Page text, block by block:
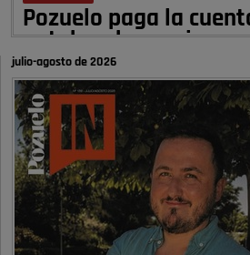
Pozuelo paga la
autobombo: casi …
Señora Alcaldesa Ud no ha vivido nunca en
hace más de 60 años , …
Pozuelo de Alarcón
Quejas por el deterioro
limpieza …
A ver si es posible que haya vivienda para
solamente jóvenes que no es tan …
julio-agosto de 2026